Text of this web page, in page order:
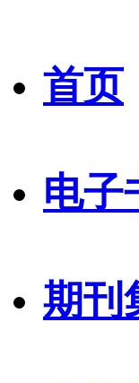
首页
电子
期刊